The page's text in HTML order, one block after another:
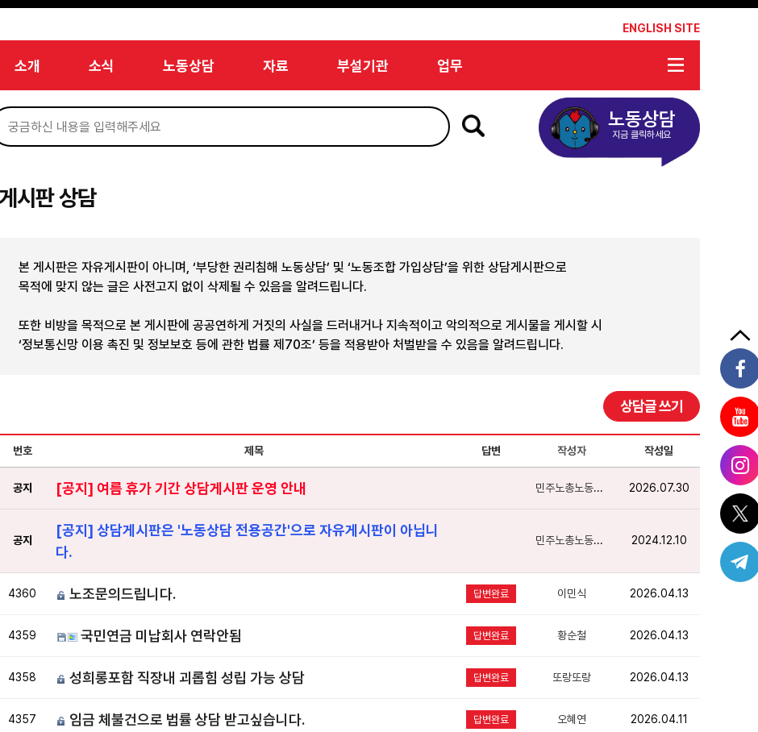
ENGLISH SITE
소개 소식 노동상담 자료 부설기관 업무
노동상담
지금 클릭하세요
시판 상담
본 게시판은 자유게시판이 아니며, ‘부당한 권리침해 노동상담’ 및 ‘노동조합 가입상담’을 위한 상담게시판으로
목적에 맞지 않는 글은 사전고지 없이 삭제될 수 있음을 알려드립니다.
또한 비방을 목적으로 본 게시판에 공공연하게 거짓의 사실을 드러내거나 지속적이고 악의적으로 게시물을 게시할 시
‘정보통신망 이용 촉진 및 정보보호 등에 관한 법률 제70조’ 등을 적용받아 처벌받을 수 있음을 알려드립니다.
상담글 쓰기
번호 제목 답변 작성자 작성일
공지 [공지] 여름 휴가 기간 상담게시판 운영 안내 민주노총노동상담 2026.07.30
공지
[공지] 상담게시판은 '노동상담 전용공간'으로 자유게시판이 아닙니
다.
민주노총노동상담 2024.12.10
4360 노조문의드립니다. 답변완료 이민식 2026.04.13
4359 국민연금 미납회사 연락안됨 답변완료 황순철 2026.04.13
4358 성희롱포함 직장내 괴롭힘 성립 가능 상담 답변완료 또랑또랑 2026.04.13
4357 임금 체불건으로 법률 상담 받고싶습니다. 답변완료 오혜연 2026.04.11